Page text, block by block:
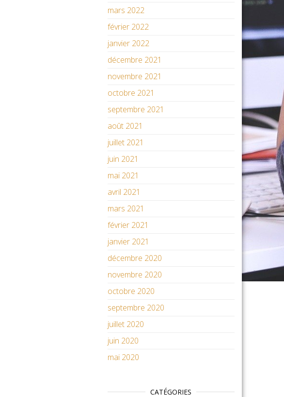
mars 2022
février 2022
janvier 2022
décembre 2021
novembre 2021
octobre 2021
septembre 2021
août 2021
juillet 2021
juin 2021
mai 2021
avril 2021
mars 2021
février 2021
janvier 2021
décembre 2020
novembre 2020
octobre 2020
septembre 2020
juillet 2020
juin 2020
mai 2020
CATÉGORIES